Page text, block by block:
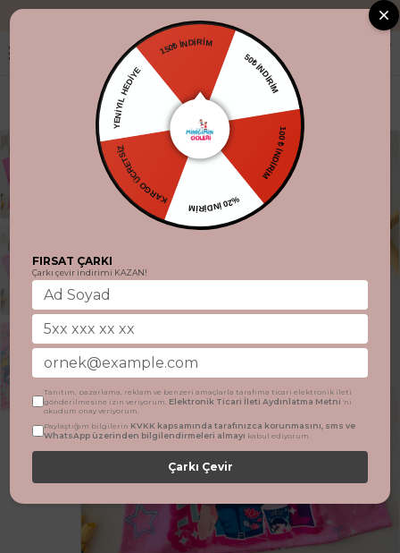
"Aynı gün
150₺ İNDİRİM
50₺ İNDİRİM
100 ₺ İNDİRİM
%20 İNDİRİM
KARGO ÜCRETSİZ
YENİYIL HEDİYE
FIRSAT ÇARKI
Çarkı çevir indirimi KAZAN!
Tanıtım, pazarlama, reklam ve benzeri amaçlarla tarafıma ticari elektronik ileti
gönderilmesine izin veriyorum. Elektronik Ticari İleti Aydınlatma Metni 'ni
okudum onay veriyorum.
Paylaştığım bilgilerin KVKK kapsamında tarafınızca korunmasını, sms ve
WhatsApp üzerinden bilgilendirmeleri almayı kabul ediyorum.
Çarkı Çevir